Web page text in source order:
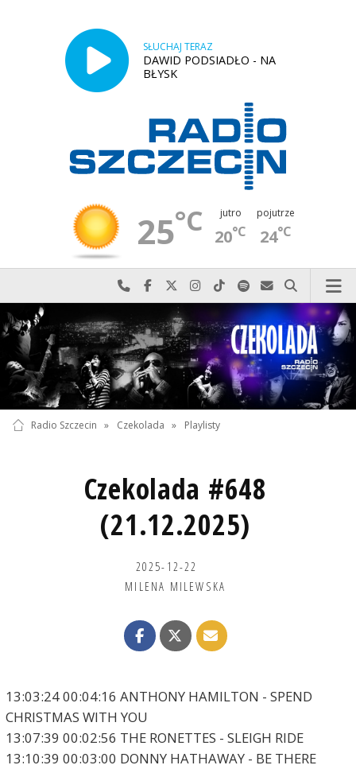
SŁUCHAJ TERAZ
DAWID PODSIADŁO - NA
BŁYSK
25°C jutro
20°C
pojutrze
24°C
Najlepiej po prostu do nas zadzwoń
Odwiedź nas na Facebook-u
Odwiedź nas na X
Odwiedź nas na Instagram-ie
Odwiedź nas na TikTok-u
Szukaj nas na Spotify
Wyślij do nas
Szukaj
Radio Szczecin » Czekolada » Playlisty
Czekolada #648
(21.12.2025)
2025-12-22
MILENA MILEWSKA
13:03:24 00:04:16 ANTHONY HAMILTON - SPEND
CHRISTMAS WITH YOU
13:07:39 00:02:56 THE RONETTES - SLEIGH RIDE
13:10:39 00:03:00 DONNY HATHAWAY - BE THERE